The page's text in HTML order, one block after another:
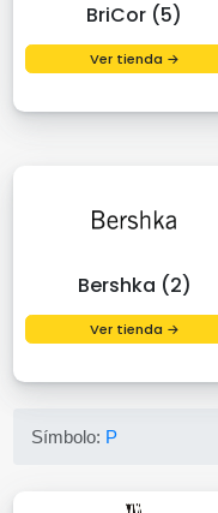
BriCor (5)
Ver tienda →
Bershka (2)
Ver tienda →
Símbolo: P